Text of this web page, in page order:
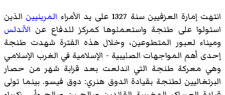
انتهت إمارة العزفيين سنة 1327 على يد الأمراء
المرينيين الذين
استولوا على طنجة واستعملوها كمركز للدفاع عن الأندلس
وميناء لعبور المتطوعين، وخلال هذه الفترة شهدت طنجة
إحدى أهم المواجهات الصليبية - الإسلامية في الغرب الإسلامي
وهي معركة طنجة التي اندلعت بعد قرابة شهر من حصار
البرتغاليين لطنجة بقيادة الدوق هنري: دوق فيسو. بينما تولى